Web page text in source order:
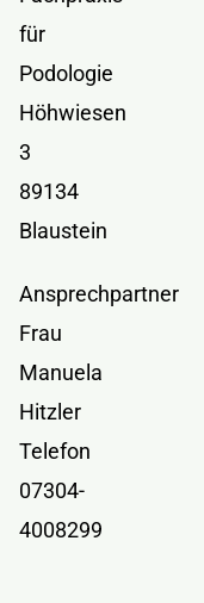
für
Podologie
Höhwiesen
3
89134
Blaustein
Ansprechpartner
Frau
Manuela
Hitzler
Telefon
07304-
4008299